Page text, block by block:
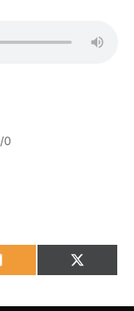
/0
OdnoklassnikiX